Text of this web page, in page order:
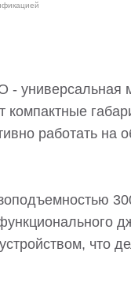
-
компактные
работать на
что